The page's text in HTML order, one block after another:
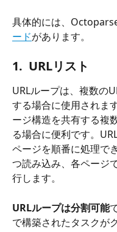
具体的には、
ードがあります。
1.  URLリスト
URLループは、複数の
する場合に使用されま
ージ構造を共有する複
る場合に便利です。
ページを順番に処理で
つ読み込み、各ページ
行します。
URLループは分割可能
で構築されたタスクが